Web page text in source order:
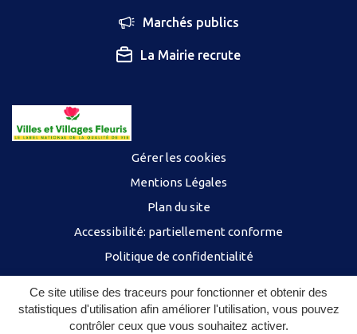
Ce site utilise des traceurs pour fonctionner et obtenir des
statistiques d'utilisation afin améliorer l'utilisation, vous pouvez
contrôler ceux que vous souhaitez activer.
Marchés publics
La Mairie recrute
Gérer les cookies
Mentions Légales
Plan du site
Accessibilité: partiellement conforme
Politique de confidentialité